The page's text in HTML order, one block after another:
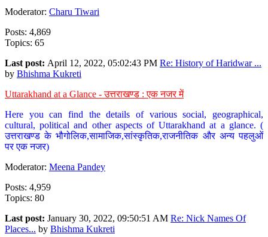
Moderator: Charu Tiwari
Posts: 4,869
Topics: 65
Last post: April 12, 2022, 05:02:43 PM Re: History of Haridwar ...
by Bhishma Kukreti
Uttarakhand at a Glance - उत्तराखण्ड : एक नजर में
Here you can find the details of various social, geographical,
cultural, political and other aspects of Uttarakhand at a glance. (
उत्तराखण्ड के भौगोलिक,सामाजिक,सांस्कृतिक,राजनीतिक और अन्य पहलुओं
पर एक नजर)
Moderator: Meena Pandey
Posts: 4,959
Topics: 80
Last post: January 30, 2022, 09:50:51 AM Re: Nick Names Of
Places... by Bhishma Kukreti